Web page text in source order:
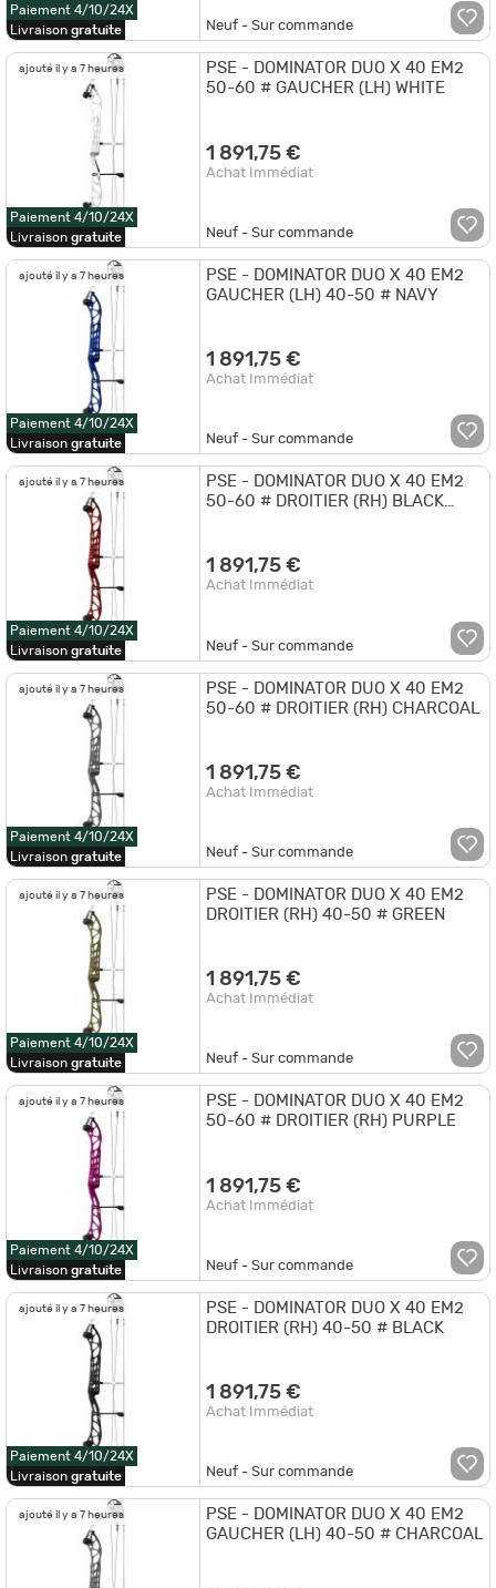
Paiement 4/10/24X
Livraison gratuite Neuf - Sur commande
ajouté il y a 7 heures
Paiement 4/10/24X
Livraison gratuite
PSE - DOMINATOR DUO X 40 EM2
50-60 # GAUCHER (LH) WHITE
1 891,75 €
Achat Immédiat
Neuf - Sur commande
ajouté il y a 7 heures
Paiement 4/10/24X
Livraison gratuite
PSE - DOMINATOR DUO X 40 EM2
GAUCHER (LH) 40-50 # NAVY
1 891,75 €
Achat Immédiat
Neuf - Sur commande
ajouté il y a 7 heures
Paiement 4/10/24X
Livraison gratuite
PSE - DOMINATOR DUO X 40 EM2
50-60 # DROITIER (RH) BLACK
1 891,75 €
Achat Immédiat
Neuf - Sur commande
ajouté il y a 7 heures
Paiement 4/10/24X
Livraison gratuite
PSE - DOMINATOR DUO X 40 EM2
50-60 # DROITIER (RH) CHARCOAL
1 891,75 €
Achat Immédiat
Neuf - Sur commande
ajouté il y a 7 heures
Paiement 4/10/24X
Livraison gratuite
PSE - DOMINATOR DUO X 40 EM2
DROITIER (RH) 40-50 # GREEN
1 891,75 €
Achat Immédiat
Neuf - Sur commande
ajouté il y a 7 heures
Paiement 4/10/24X
Livraison gratuite
PSE - DOMINATOR DUO X 40 EM2
50-60 # DROITIER (RH) PURPLE
1 891,75 €
Achat Immédiat
Neuf - Sur commande
ajouté il y a 7 heures
Paiement 4/10/24X
Livraison gratuite
PSE - DOMINATOR DUO X 40 EM2
DROITIER (RH) 40-50 # BLACK
1 891,75 €
Achat Immédiat
Neuf - Sur commande
ajouté il y a 7 heures
PSE - DOMINATOR DUO X 40 EM2
GAUCHER (LH) 40-50 # CHARCOAL